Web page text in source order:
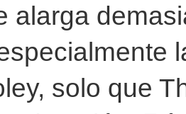
alarga
solo que